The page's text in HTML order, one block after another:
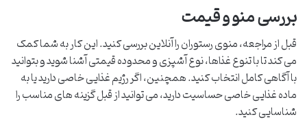
بررسی منو و قیمت
قبل از مراجعه، منوی رستوران را آنلاین بررسی کنید. این کار به شما کمک
می کند تا با تنوع غذاها، نوع آشپزی و محدوده قیمتی آشنا شوید و بتوانید
با آگاهی کامل انتخاب کنید. همچنین، اگر رژیم غذایی خاصی دارید یا به
ماده غذایی خاصی حساسیت دارید، می توانید از قبل گزینه های مناسب را
شناسایی کنید.